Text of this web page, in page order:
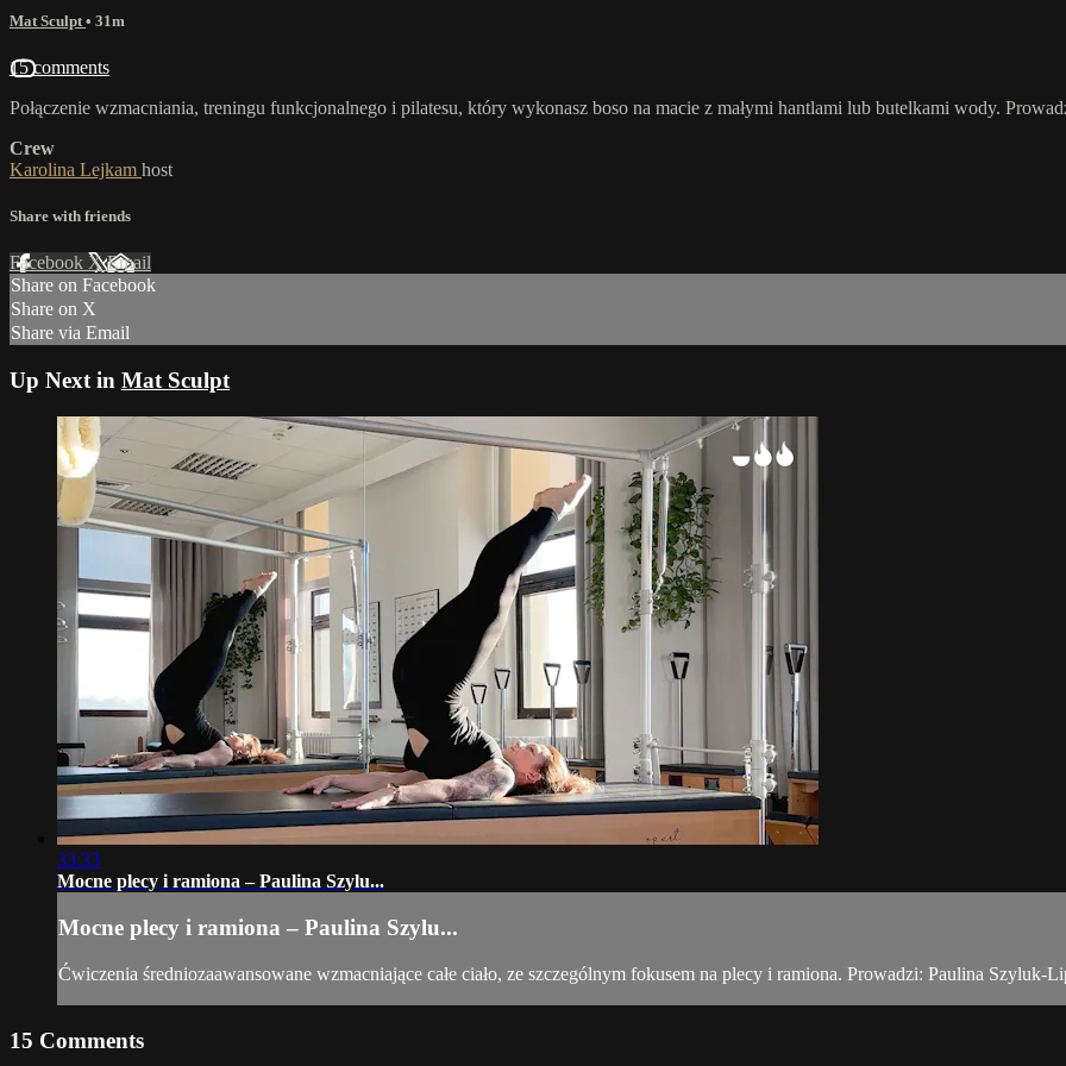
Mat Sculpt • 31m
15 comments
Połączenie wzmacniania, treningu funkcjonalnego i pilatesu, który wykonasz boso na macie z małymi hantlami lub butelkami wody.
Crew
Karolina Lejkam host
Share with friends
Facebook XEmail
Share on Facebook
Share on X
Share via Email
Up Next in Mat Sculpt
33:33
Mocne plecy i ramiona – Paulina Szylu...
Mocne plecy i ramiona – Paulina Szylu...
Ćwiczenia średniozaawansowane wzmacniające całe ciało, ze szczególnym fokusem na plecy i ramiona. Prowadzi: Paulina Szyluk-
15 Comments